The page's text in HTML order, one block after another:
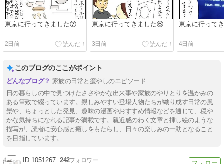
東京に行ってきました⑦
2日前
東京に行ってきました⑥
3日前
東京に行って
4日前
このブログのここがポイント
家族の日常と癒やしのエピソード
日の暮らしの中で見つけたささやかな出来事や家族のやりとりを温かみの
ある筆致で綴っています。親しみやすい登場人物たちが織り成す日常の風
景や、ちょっとした発見、趣味の漫画やおすすめ情報などを通じて、穏や
かな気持ちになれる記事が満載です。親近感のわく文章と挿し絵のような
描写が、読者に安心感と癒しをもたらし、日々の楽しみの一助となること
を目指しています。
1051267 242